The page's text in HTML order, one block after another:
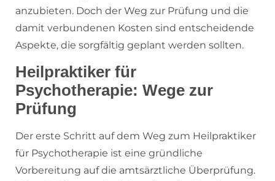
anzubieten. Doch der Weg zur Prüfung und die
damit verbundenen Kosten sind entscheidende
Aspekte, die sorgfältig geplant werden sollten.
Heilpraktiker für
Psychotherapie: Wege zur
Prüfung
Der erste Schritt auf dem Weg zum Heilpraktiker
für Psychotherapie ist eine gründliche
Vorbereitung auf die amtsärztliche Überprüfung.